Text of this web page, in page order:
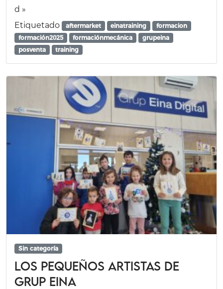
d »
Etiquetado
aftermarket einatraining
formacion
formación2025
formaciónmecánica
grupeina
posventa
training
Sin categoría
Los pequeños artistas de
Grup Eina